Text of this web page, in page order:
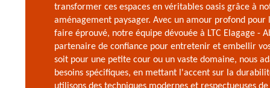
transformer ces espaces en véritables oasis grâce à
aménagement paysager. Avec un amour profond
faire éprouvé, notre équipe dévouée à LTC Elagage -
partenaire de confiance pour entretenir et embellir
soit pour une petite cour ou un vaste domaine, nous
besoins spécifiques, en mettant l'accent sur la